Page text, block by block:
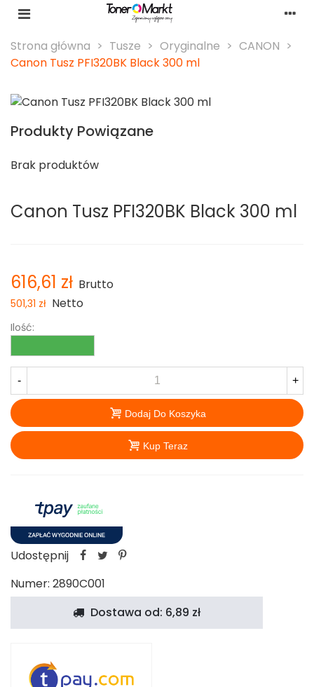
Strona główna > Tusze > Oryginalne > CANON >
Canon Tusz PFI320BK Black 300 ml
Produkty Powiązane
Brak produktów
Canon Tusz PFI320BK Black 300 ml
616,61 zł Brutto
501,31 zł Netto
Ilość:
- +
Dodaj Do Koszyka
Kup Teraz
Udostępnij
Numer: 2890C001
Dostawa od: 6,89 zł